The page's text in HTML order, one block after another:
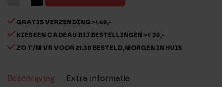
Zwart
heren
GRATIS VERZENDING > €40,-
KIES EEN CADEAU BIJ BESTELLINGEN > € 30,-
ZO T/M VR VOOR 21.30 BESTELD, MORGEN IN HUIS
Beschrijving
Extra informatie